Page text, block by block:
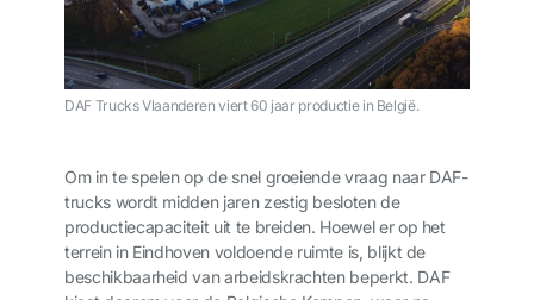
DAF Trucks Vlaanderen viert 60 jaar productie in België.
Om in te spelen op de snel groeiende vraag naar DAF-
trucks wordt midden jaren zestig besloten de
productiecapaciteit uit te breiden. Hoewel er op het
terrein in Eindhoven voldoende ruimte is, blijkt de
beschikbaarheid van arbeidskrachten beperkt. DAF